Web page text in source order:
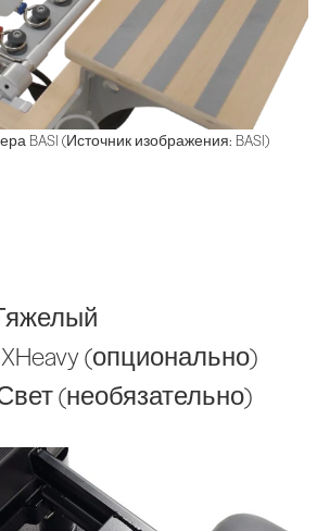
BASI (Источник изображения: BASI)
(опционально)
(необязательно)